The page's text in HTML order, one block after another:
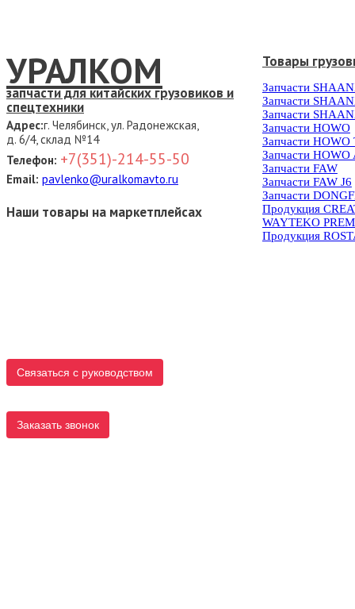
УРАЛКОМ
запчасти для китайских грузовиков и
спецтехники
Адрес:г. Челябинск, ул. Радонежская,
д. 6/4, склад №14
Телефон: +7(351)-214-55-50
Email: pavlenko@uralkomavto.ru
Наши товары на маркетплейсах
Связаться с руководством
Заказать звонок
Товары
Запчасти
Запчасти
Запчасти
Запчасти HOWO
Запчасти HOWO
Запчасти HOWO
Запчасти FAW
Запчасти FAW J6
Запчасти
Продукция
WAYTEKO
Продукция